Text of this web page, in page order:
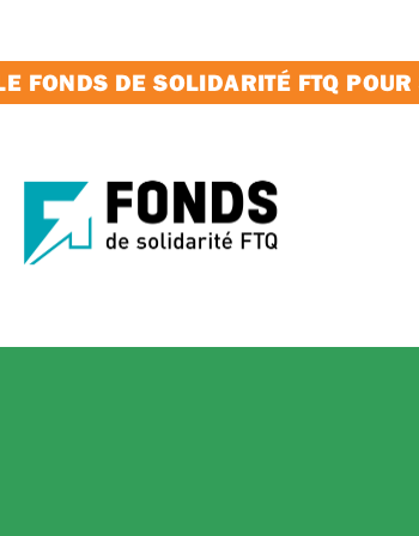
FONDS DE SOLIDARITÉ FTQ